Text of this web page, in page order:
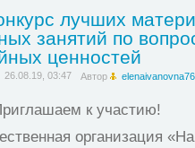
лучших
занятий по
ценностей
26.08.19, 03:47 Автор elenaivanovna76
к участию!
организация